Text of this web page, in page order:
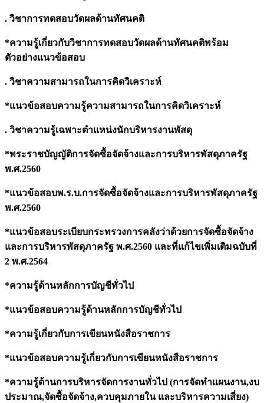
. วิชาการทดสอบวัดผลด้านทัศนคติ
*ความรู้เกี่ยวกับวิชาการทดสอบวัดผลด้านทัศนคติพร้อม
ตัวอย่างแนวข้อสอบ
. วิชาความสามารถในการคิดวิเคราะห์
*แนวข้อสอบความรู้ความสามารถในการคิดวิเคราะห์
. วิชาความรู้เฉพาะตำแหน่งนักบริหารงานพัสดุ
*พระราชบัญญัติการจัดซื้อจัดจ้างและการบริหารพัสดุภาครัฐ
พ.ศ.2560
*แนวข้อสอบพ.ร.บ.การจัดซื้อจัดจ้างและการบริหารพัสดุภาครัฐ
พ.ศ.2560
*แนวข้อสอบระเบียบกระทรวงการคลังว่าด้วยการจัดซื้อจัดจ้าง
และการบริหารพัสดุภาครัฐ พ.ศ.2560 และที่แก้ไขเพิ่มเติมฉบับที่
2 พ.ศ.2564
*ความรู้ด้านหลักการบัญชีทั่วไป
*แนวข้อสอบความรู้ด้านหลักการบัญชีทั่วไป
*ความรู้เกี่ยวกับการเขียนหนังสือราชการ
*แนวข้อสอบความรู้เกี่ยวกับการเขียนหนังสือราชการ
*ความรู้ด้านการบริหารจัดการงานทั่วไป (การจัดทำแผนงาน,งบ
ประมาณ,จัดซื้อจัดจ้าง,ควบคุมภายใน และบริหารความเสี่ยง)